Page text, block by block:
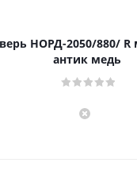
НОРД-2050/880/ R
антик медь